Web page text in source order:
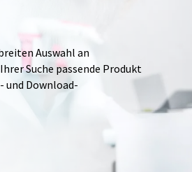
Auswahl an
Suche passende Produkt
Download-